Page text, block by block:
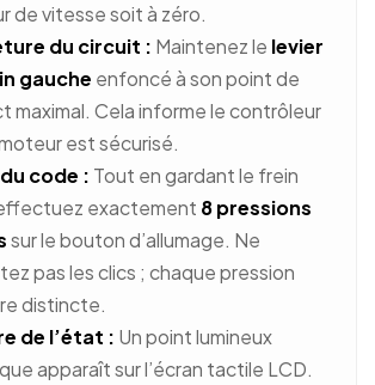
de vitesse soit à zéro.
du circuit : Maintenez le levier
gauche enfoncé à son point de
maximal. Cela informe le contrôleur
est sécurisé.
code : Tout en gardant le frein
exactement 8 pressions
sur le bouton d’allumage. Ne
pas les clics ; chaque pression
distincte.
de l’état : Un point lumineux
apparaît sur l’écran tactile LCD.